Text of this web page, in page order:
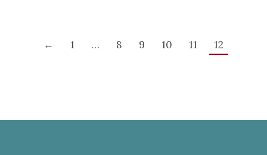
← 1 … 8 9 10 11 12